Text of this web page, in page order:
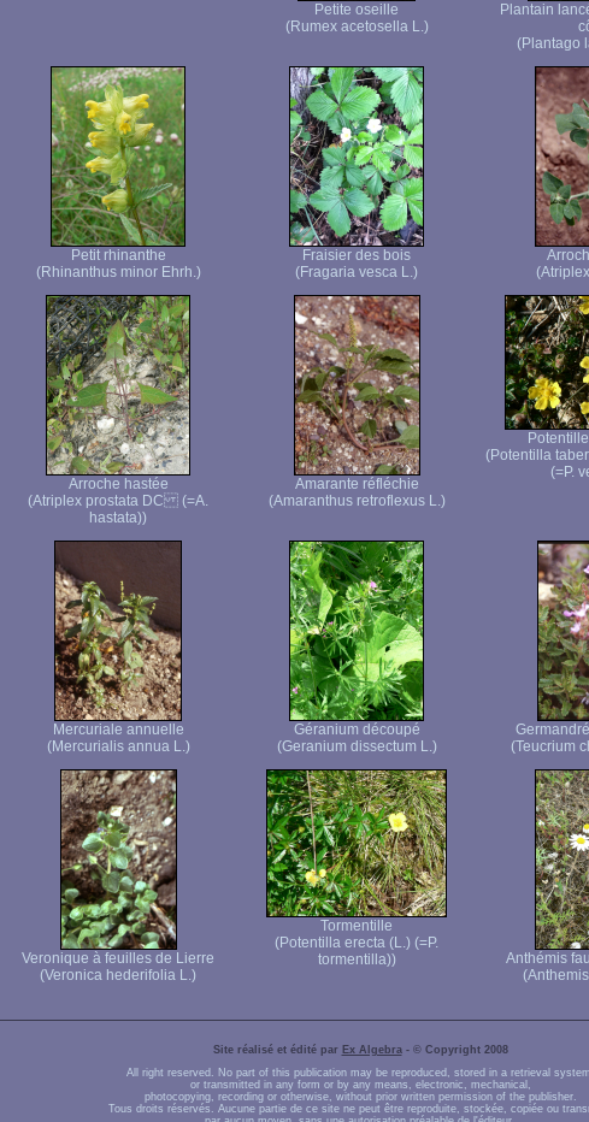
Petite oseille
(Rumex acetosella L.)
Plantain
(Plantago
Petit rhinanthe
(Rhinanthus minor Ehrh.)
Fraisier des bois
(Fragaria vesca L.)
Arroche hastée
(Atriplex prostata DC (=A.
hastata))
Amarante réfléchie
(Amaranthus retroflexus L.)
(Potentilla
(=P.
Mercuriale annuelle
(Mercurialis annua L.)
Géranium découpé
(Geranium dissectum L.)
(Teucrium
Veronique à feuilles de Lierre
(Veronica hederifolia L.)
Tormentille
(Potentilla erecta (L.) (=P.
tormentilla))
Anthémis
Site réalisé et édité par Ex Algebra- © Copyright 2008
All right reserved. No part of this publication may be reproduced, stored in a retrieval
or transmitted in any form or by any means, electronic, mechanical,
photocopying, recording or otherwise, without prior written permission of the publisher.
Tous droits réservés. Aucune partie de ce site ne peut être reproduite, stockée, copiée ou